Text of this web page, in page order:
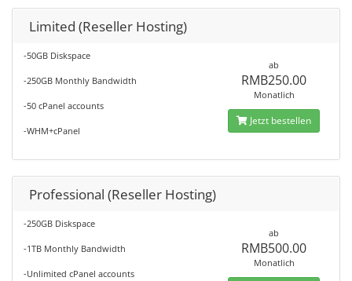
Limited (Reseller Hosting)
-50GB Diskspace
-250GB Monthly Bandwidth
-50 cPanel accounts
-WHM+cPanel
ab
RMB250.00
Monatlich
Jetzt bestellen
Professional (Reseller Hosting)
-250GB Diskspace
-1TB Monthly Bandwidth
-Unlimited cPanel accounts
ab
RMB500.00
Monatlich